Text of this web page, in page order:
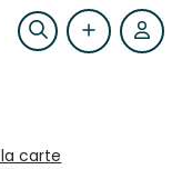
carte